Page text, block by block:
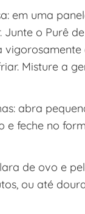
em uma
Junte o Purê
Misture a
abra
e feche no
de ovo e
ou até